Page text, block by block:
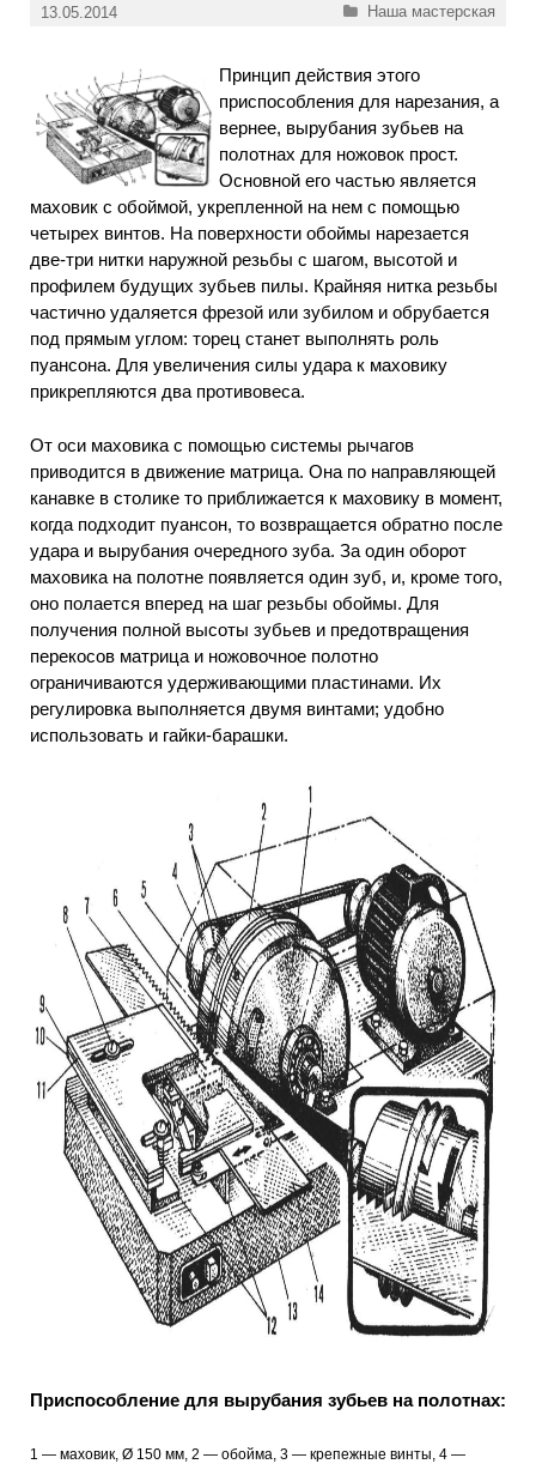
13.05.2014 Рубрики
Наша мастерская
Принцип действия этого
приспособления для нарезания, а
вернее, вырубания зубьев на
полотнах для ножовок прост.
Основной его частью является
маховик с обоймой, укрепленной на нем с помощью
четырех винтов. На поверхности обоймы нарезается
две-три нитки наружной резьбы с шагом, высотой и
профилем будущих зубьев пилы. Крайняя нитка резьбы
частично удаляется фрезой или зубилом и обрубается
под прямым углом: торец станет выполнять роль
пуансона. Для увеличения силы удара к маховику
прикрепляются два противовеса.
От оси маховика с помощью системы рычагов
приводится в движение матрица. Она по направляющей
канавке в столике то приближается к маховику в момент,
когда подходит пуансон, то возвращается обратно после
удара и вырубания очередного зуба. За один оборот
маховика на полотне появляется один зуб, и, кроме того,
оно полается вперед на шаг резьбы обоймы. Для
получения полной высоты зубьев и предотвращения
перекосов матрица и ножовочное полотно
ограничиваются удерживающими пластинами. Их
регулировка выполняется двумя винтами; удобно
использовать и гайки-барашки.
Приспособление для вырубания зубьев на полотнах:
1 — маховик, Ø 150 мм, 2 — обойма, 3 — крепежные винты, 4 —